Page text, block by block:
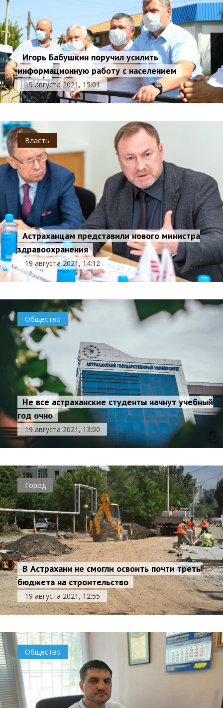
Игорь Бабушкин поручил усилить
информационную работу с населением
19 августа 2021, 15:01
Власть
Астраханцам представили нового министра
здравоохранения
19 августа 2021, 14:12
Общество
Не все астраханские студенты начнут учебный
год очно
19 августа 2021, 13:00
Город
В Астрахани не смогли освоить почти треть
бюджета на строительство
19 августа 2021, 12:55
Общество